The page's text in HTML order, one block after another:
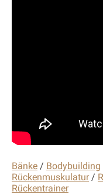
Bänke / Bodybuilding
Rückenmuskulatur/
Rückentrainer